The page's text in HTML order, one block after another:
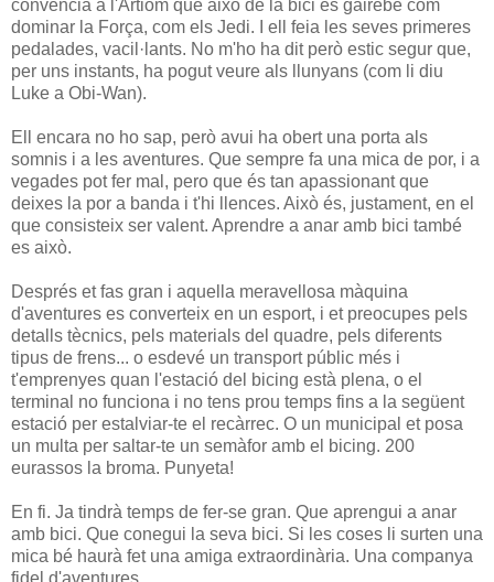
convencia a l'Artiom que això de la bici és gairebé com
dominar la Força, com els Jedi. I ell feia les seves primeres
pedalades, vacil·lants. No m'ho ha dit però estic segur que,
per uns instants, ha pogut veure als llunyans (com li diu
Luke a Obi-Wan).
Ell encara no ho sap, però avui ha obert una porta als
somnis i a les aventures. Que sempre fa una mica de por, i a
vegades pot fer mal, pero que és tan apassionant que
deixes la por a banda i t'hi llences. Això és, justament, en el
que consisteix ser valent. Aprendre a anar amb bici també
es això.
Després et fas gran i aquella meravellosa màquina
d'aventures es converteix en un esport, i et preocupes pels
detalls tècnics, pels materials del quadre, pels diferents
tipus de frens... o esdevé un transport públic més i
t'emprenyes quan l'estació del bicing està plena, o el
terminal no funciona i no tens prou temps fins a la següent
estació per estalviar-te el recàrrec. O un municipal et posa
un multa per saltar-te un semàfor amb el bicing. 200
eurassos la broma. Punyeta!
En fi. Ja tindrà temps de fer-se gran. Que aprengui a anar
amb bici. Que conegui la seva bici. Si les coses li surten una
mica bé haurà fet una amiga extraordinària. Una companya
fidel d'aventures.